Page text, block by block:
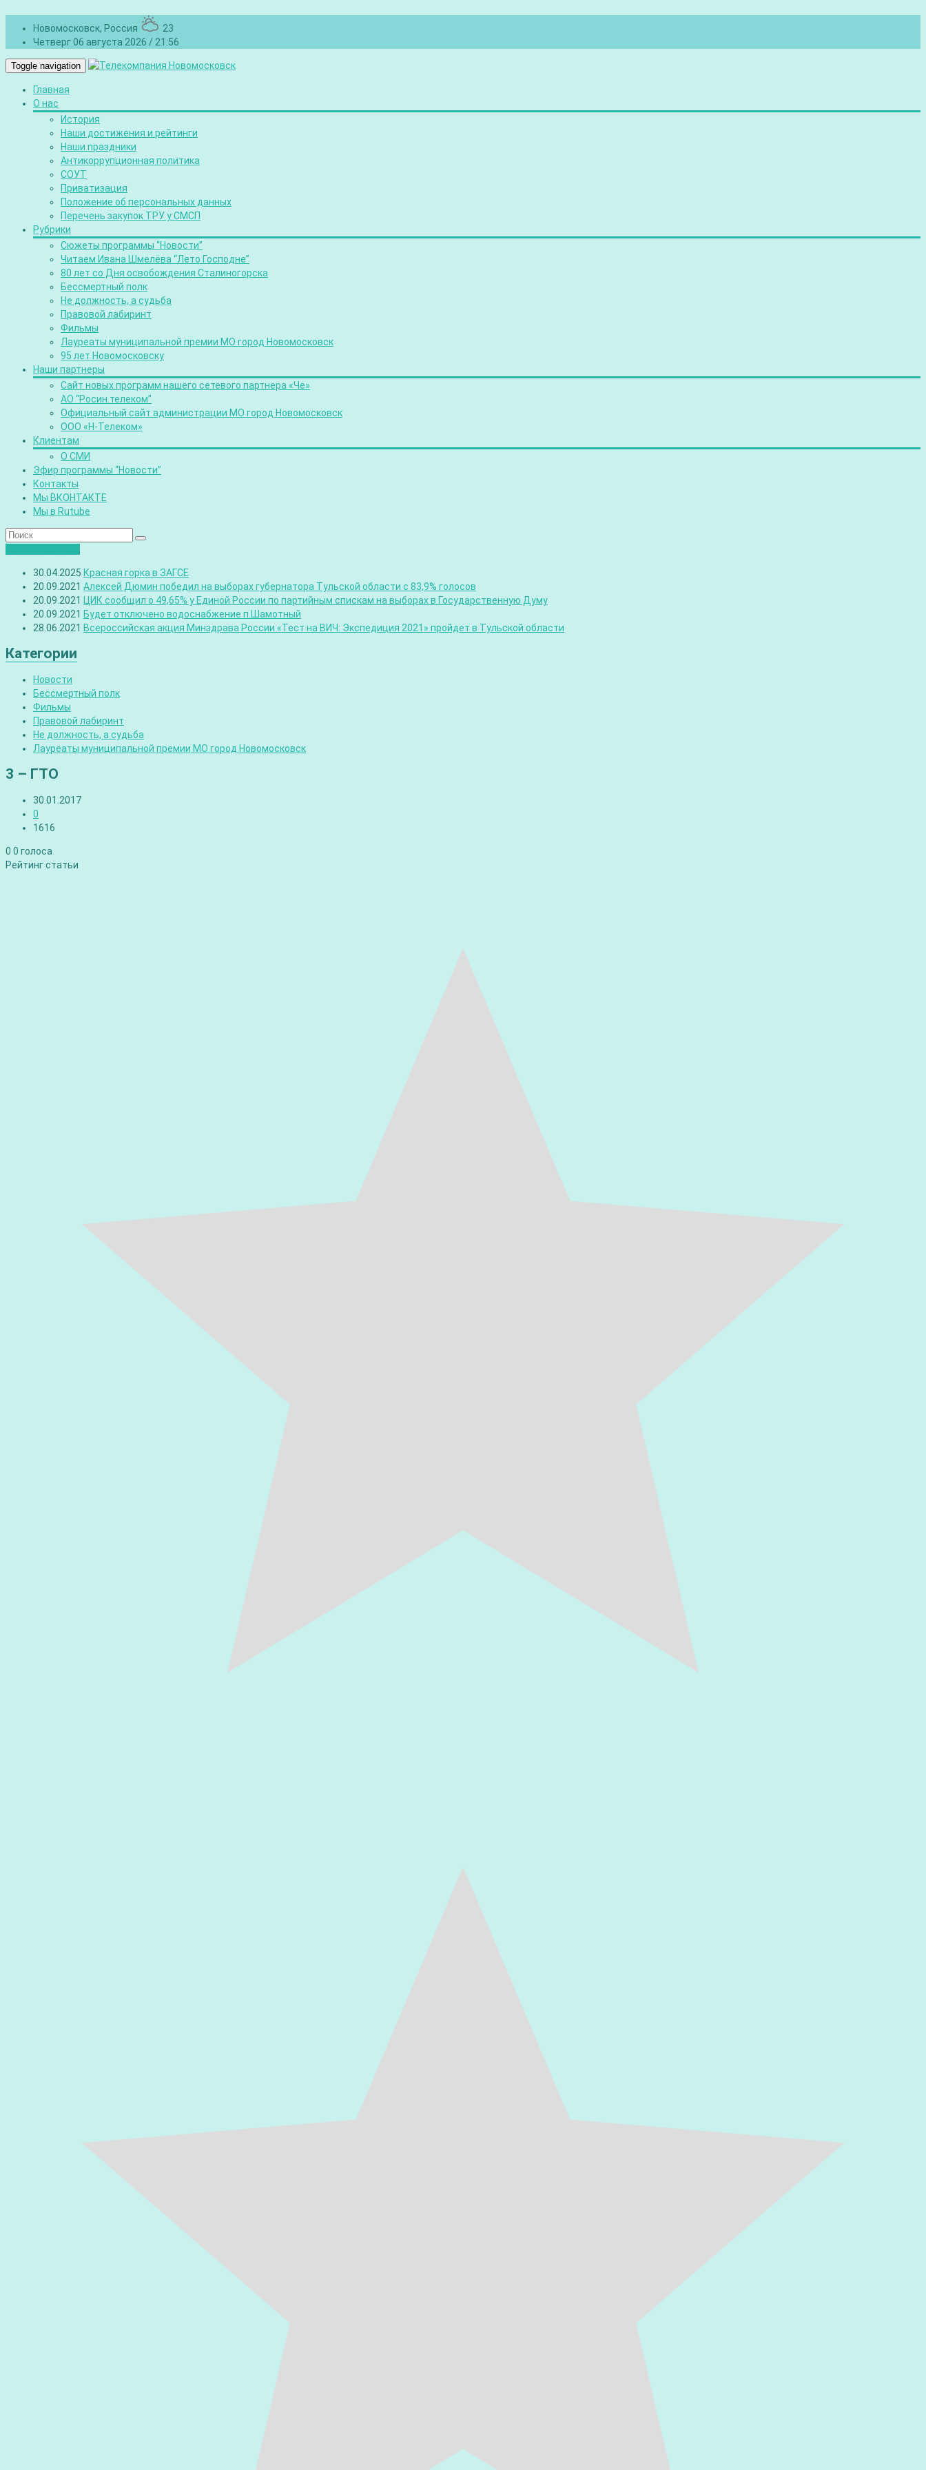
Новомосковск, Россия
23
Четверг 06 августа 2026 / 21:56
Toggle navigation
Главная
О нас
История
Наши достижения и рейтинги
Наши праздники
Антикоррупционная политика
СОУТ
Приватизация
Положение об персональных данных
Перечень закупок ТРУ у СМСП
Рубрики
Сюжеты программы “Новости”
Читаем Ивана Шмелёва “Лето Господне”
80 лет со Дня освобождения Сталиногорска
Бессмертный полк
Не должность, а судьба
Правовой лабиринт
Фильмы
Лауреаты муниципальной премии МО город Новомосковск
95 лет Новомосковску
Наши партнеры
Сайт новых программ нашего сетевого партнера «Че»
АО “Росин.телеком”
Официальный сайт администрации МО город Новомосковск
ООО «Н-Телеком»
Клиентам
О СМИ
Эфир программы “Новости”
Контакты
Мы ВКОНТАКТЕ
Мы в Rutube
30.04.2025 Красная горка в ЗАГСЕ
20.09.2021 Алексей Дюмин победил на выборах губернатора Тульской области с 83,9% голосов
20.09.2021 ЦИК сообщил о 49,65% у Единой России по партийным спискам на выборах в Государственную Думу
20.09.2021 Будет отключено водоснабжение п.Шамотный
28.06.2021 Всероссийская акция Минздрава России «Тест на ВИЧ: Экспедиция 2021» пройдет в Тульской области
Категории
Новости
Бессмертный полк
Фильмы
Правовой лабиринт
Не должность, а судьба
Лауреаты муниципальной премии МО город Новомосковск
3 – ГТО
30.01.2017
0
1616
0 0 голоса
Рейтинг статьи